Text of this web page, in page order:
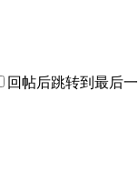
回帖后跳转到最后